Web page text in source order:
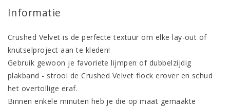
Informatie
Crushed Velvet is de perfecte textuur om elke lay-out of
knutselproject aan te kleden!
Gebruik gewoon je favoriete lijmpen of dubbelzijdig
plakband - strooi de Crushed Velvet flock erover en schud
het overtollige eraf.
Binnen enkele minuten heb je die op maat gemaakte